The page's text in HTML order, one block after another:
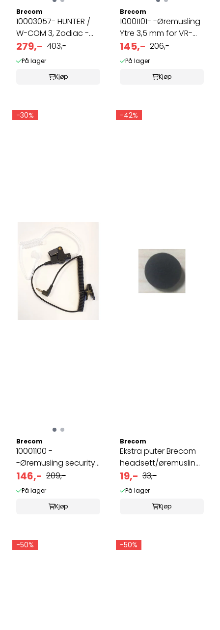
Brecom
10003057- HUNTER /
W-COM 3, Zodiac -
Antenne ...
279,- 403,-
På lager
Kjøp
Brecom
10001101- -Øremusling
Ytre 3,5 mm for VR-
2600 ...
145,- 206,-
På lager
Kjøp
-30%
Brecom
10001100 -
-Øremusling security
3,5mm plugg
146,- 209,-
På lager
Kjøp
-42%
Brecom
Ekstra puter Brecom
headsett/øremusling
indre ...
19,- 33,-
På lager
Kjøp
-50% -50%